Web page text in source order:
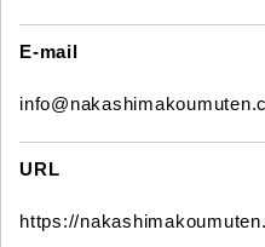
E-mail
URL
https://